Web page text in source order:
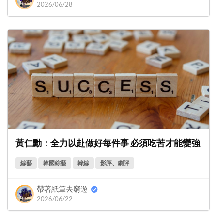
2026/06/28
黃仁勳：全力以赴做好每件事 必須吃苦才能變強
綜藝 韓國綜藝 韓綜 影評、劇評
帶著紙筆去窮遊
2026/06/22